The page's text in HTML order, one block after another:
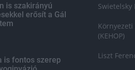
is szakirányú
erősít a Gál
is fontos szerep
Swietelsky
(KEHOP)
Liszt